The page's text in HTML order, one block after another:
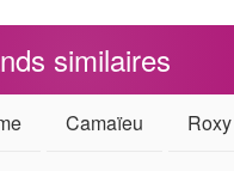
similaires
Camaïeu Roxy